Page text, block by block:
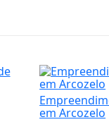
em Arcozelo